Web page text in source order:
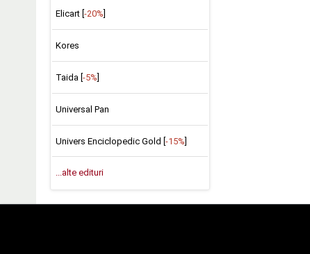
Elicart [ -20%
Kores
Taida [ -5%
Universal Pan
Univers Enciclopedic Gold [-15%]
...alte edituri